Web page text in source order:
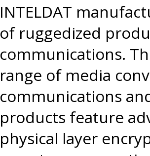
INTELDAT
of ruggedized
communications.
range of media
communications
products feature
physical layer